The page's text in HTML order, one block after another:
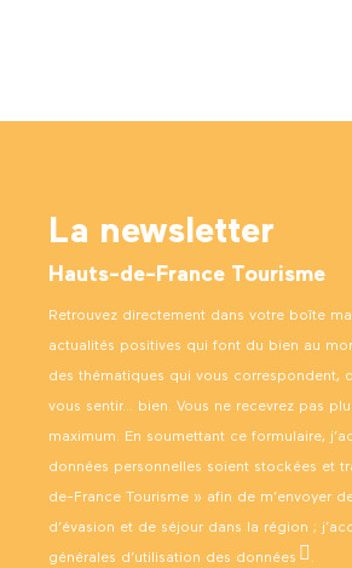
La newsletter
Hauts-de-France Tourisme
Retrouvez directement dans votre boîte
actualités positives qui font du bien au
des thématiques qui vous correspondent,
vous sentir… bien. Vous ne recevrez pas
maximum. En soumettant ce formulaire,
données personnelles soient stockées et
de-France Tourisme » afin de m’envoyer
d’évasion et de séjour dans la région ;
générales d’utilisation des données .